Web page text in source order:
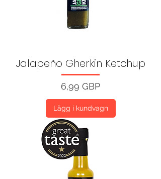
Jalapeño Gherkin Ketchup
Pris
6,99 GBP
Lägg i kundvagn